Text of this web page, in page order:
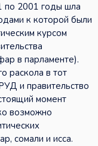
по 2001 годы шла
к которой были
курсом
в парламенте).
раскола в тот
и правительство
момент
возможно
сомали и исса.